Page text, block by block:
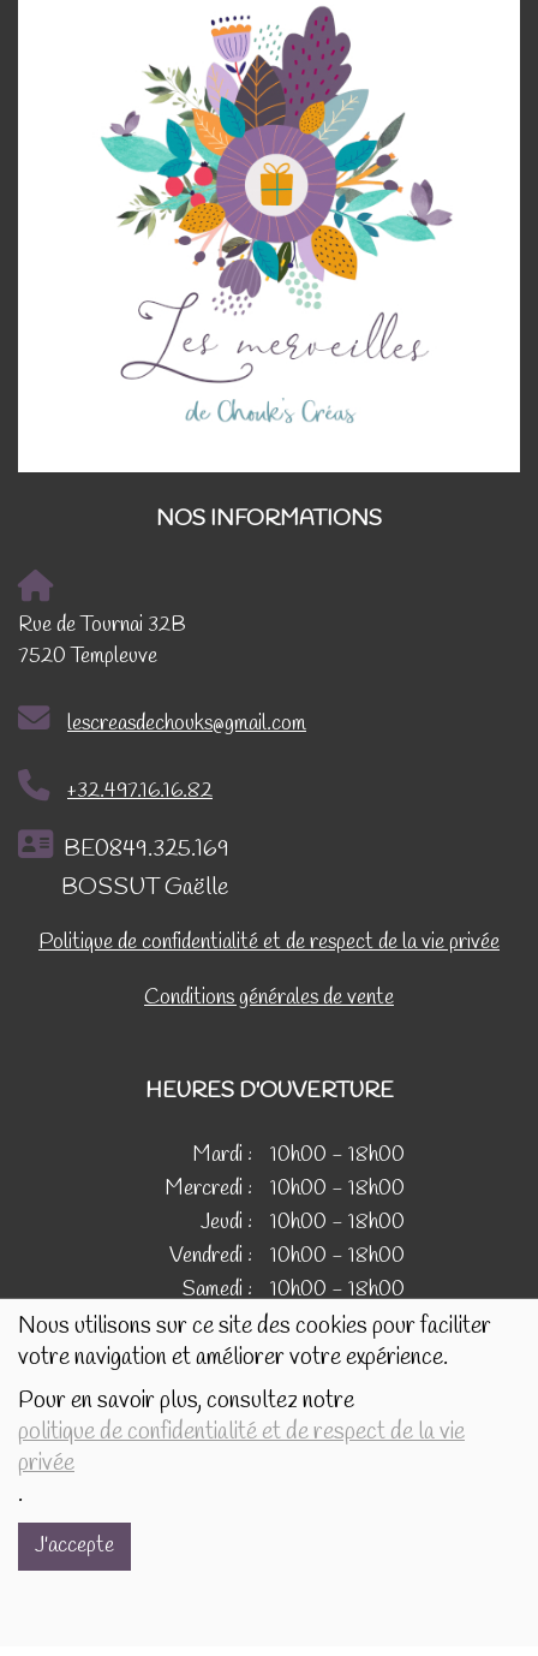
Nous utilisons sur ce site des cookies pour faciliter
votre navigation et améliorer votre expérience.
Pour en savoir plus, consultez notre
politique de confidentialité et de respect de la vie
privée
.
J'accepte
NOS INFORMATIONS
Rue de Tournai 32B
7520 Templeuve
lescreasdechouks@gmail.com
+32.497.16.16.82
BE0849.325.169
BOSSUT Gaëlle
Politique de confidentialité et de respect de la vie privée
Conditions générales de vente
HEURES D'OUVERTURE
Mardi :
10h00 - 18h00
Mercredi :
10h00 - 18h00
Jeudi :
10h00 - 18h00
Vendredi :
10h00 - 18h00
Samedi :
10h00 - 18h00
IMAGES
Les images présentées pour illustrer les produits en vente
sur ce site ne sont pas contractuelles.